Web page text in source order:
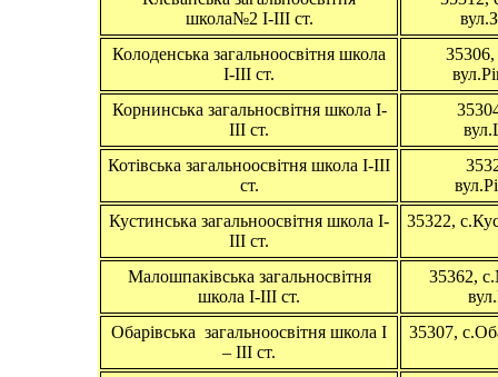
школа№2 І-ІІІ ст.
Колоденська загальноосвітня школа
І-ІІІ ст.
Корнинська загальносвітня школа І-
ІІІ ст.
Котівська загальноосвітня школа І-ІІІ
ст.
Кустинська загальноосвітня школа І-
ІІІ ст.
35322,
Малошпаківська загальносвітня
школа І-ІІІ ст.
35362,
Обарівська загальноосвітня школа І
– ІІІ ст.
35307,